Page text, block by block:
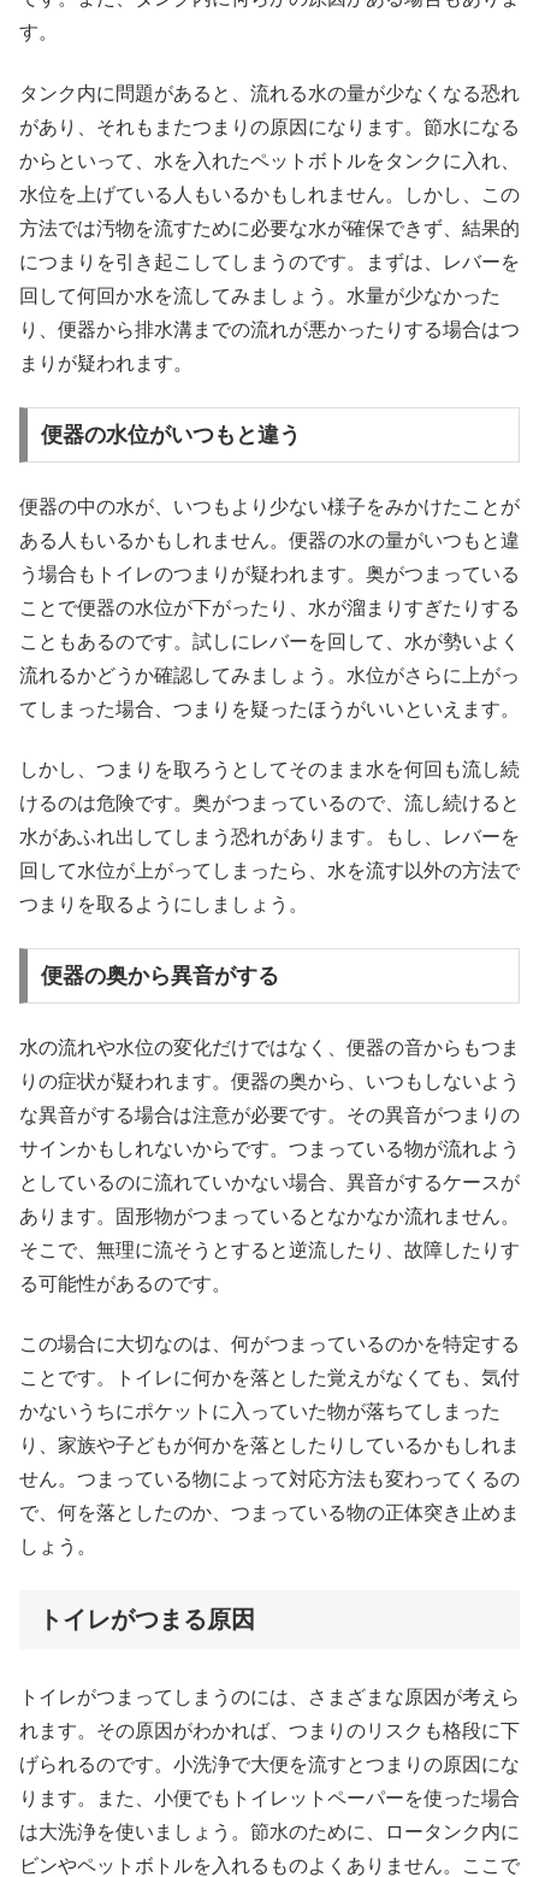
す。
タンク内に問題があると、流れる水の量が少なくなる恐れ
があり、それもまたつまりの原因になります。節水になる
からといって、水を入れたペットボトルをタンクに入れ、
水位を上げている人もいるかもしれません。しかし、この
方法では汚物を流すために必要な水が確保できず、結果的
につまりを引き起こしてしまうのです。まずは、レバーを
回して何回か水を流してみましょう。水量が少なかった
り、便器から排水溝までの流れが悪かったりする場合はつ
まりが疑われます。
便器の水位がいつもと違う
便器の中の水が、いつもより少ない様子をみかけたことが
ある人もいるかもしれません。便器の水の量がいつもと違
う場合もトイレのつまりが疑われます。奥がつまっている
ことで便器の水位が下がったり、水が溜まりすぎたりする
こともあるのです。試しにレバーを回して、水が勢いよく
流れるかどうか確認してみましょう。水位がさらに上がっ
てしまった場合、つまりを疑ったほうがいいといえます。
しかし、つまりを取ろうとしてそのまま水を何回も流し続
けるのは危険です。奥がつまっているので、流し続けると
水があふれ出してしまう恐れがあります。もし、レバーを
回して水位が上がってしまったら、水を流す以外の方法で
つまりを取るようにしましょう。
便器の奥から異音がする
水の流れや水位の変化だけではなく、便器の音からもつま
りの症状が疑われます。便器の奥から、いつもしないよう
な異音がする場合は注意が必要です。その異音がつまりの
サインかもしれないからです。つまっている物が流れよう
としているのに流れていかない場合、異音がするケースが
あります。固形物がつまっているとなかなか流れません。
そこで、無理に流そうとすると逆流したり、故障したりす
る可能性があるのです。
この場合に大切なのは、何がつまっているのかを特定する
ことです。トイレに何かを落とした覚えがなくても、気付
かないうちにポケットに入っていた物が落ちてしまった
り、家族や子どもが何かを落としたりしているかもしれま
せん。つまっている物によって対応方法も変わってくるの
で、何を落としたのか、つまっている物の正体突き止めま
しょう。
トイレがつまる原因
トイレがつまってしまうのには、さまざまな原因が考えら
れます。その原因がわかれば、つまりのリスクも格段に下
げられるのです。小洗浄で大便を流すとつまりの原因にな
ります。また、小便でもトイレットペーパーを使った場合
は大洗浄を使いましょう。節水のために、ロータンク内に
ビンやペットボトルを入れるものよくありません。ここで